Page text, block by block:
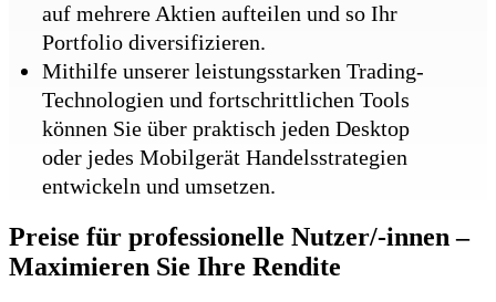
auf mehrere Aktien aufteilen und so Ihr
Portfolio diversifizieren.
Mithilfe unserer leistungsstarken Trading-
Technologien und fortschrittlichen Tools
können Sie über praktisch jeden Desktop
oder jedes Mobilgerät Handelsstrategien
entwickeln und umsetzen.
Preise für professionelle Nutzer/-innen –
Maximieren Sie Ihre Rendite